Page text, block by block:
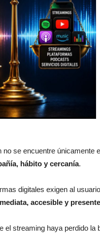
no se encuentre únicamente
hábito y cercanía.
digitales exigen al
accesible y
el streaming haya perdido